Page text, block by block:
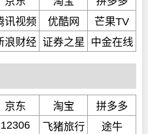
讯视频 优酷网
芒果TV
浪财经 证券之星 中金在线
京东 淘宝
拼多多
12306 飞猪旅行
途牛